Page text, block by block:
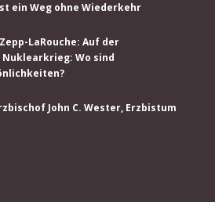
ein Weg ohne Wiederkehr
LaRouche: Auf der
Wo sind
John C. Wester, Erzbistum